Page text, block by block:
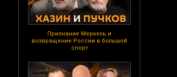
Признание Меркель и
возвращение России в большой
спорт